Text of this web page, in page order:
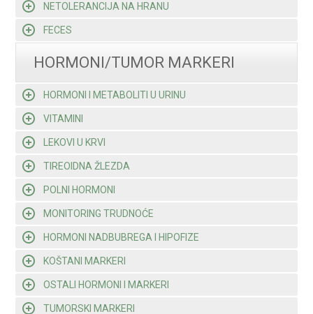
NETOLERANCIJA NA HRANU
FECES
HORMONI/TUMOR MARKERI
HORMONI I METABOLITI U URINU
VITAMINI
LEKOVI U KRVI
TIREOIDNA ŽLEZDA
POLNI HORMONI
MONITORING TRUDNOĆE
HORMONI NADBUBREGA I HIPOFIZE
KOŠTANI MARKERI
OSTALI HORMONI I MARKERI
TUMORSKI MARKERI